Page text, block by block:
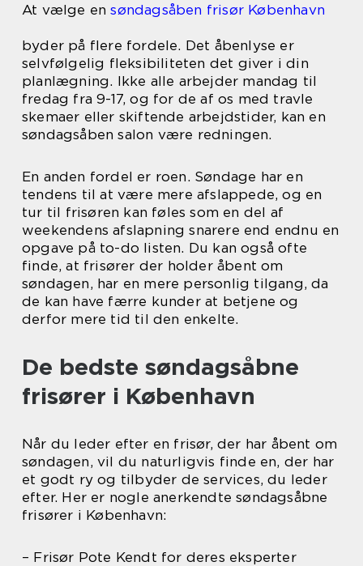
At vælge ensøndagsåben frisør København
byder på flere fordele. Det åbenlyse er
selvfølgelig fleksibiliteten det giver i din
planlægning. Ikke alle arbejder mandag til
fredag fra 9-17, og for de af os med travle
skemaer eller skiftende arbejdstider, kan en
søndagsåben salon være redningen.
En anden fordel er roen. Søndage har en
tendens til at være mere afslappede, og en
tur til frisøren kan føles som en del af
weekendens afslapning snarere end endnu en
opgave på to-do listen. Du kan også ofte
finde, at frisører der holder åbent om
søndagen, har en mere personlig tilgang, da
de kan have færre kunder at betjene og
derfor mere tid til den enkelte.
De bedste søndagsåbne
frisører i København
Når du leder efter en frisør, der har åbent om
søndagen, vil du naturligvis finde en, der har
et godt ry og tilbyder de services, du leder
efter. Her er nogle anerkendte søndagsåbne
frisører i København:
– Frisør Pote Kendt for deres eksperter